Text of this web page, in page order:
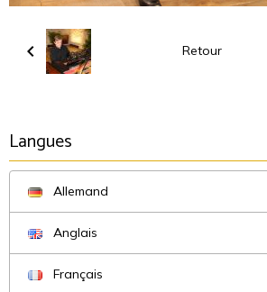
Retour
Langues
Allemand
Anglais
Français